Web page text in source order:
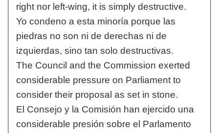
right nor left-wing, it is simply destructive.
Yo condeno a esta minoría porque las
piedras no son ni de derechas ni de
izquierdas, sino tan solo destructivas.
The Council and the Commission exerted
considerable pressure on Parliament to
consider their proposal as set in stone.
El Consejo y la Comisión han ejercido una
considerable presión sobre el Parlamento